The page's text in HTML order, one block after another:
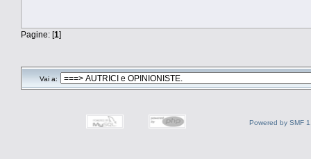
Pagine: [1]
Vai a:
Powered by SMF